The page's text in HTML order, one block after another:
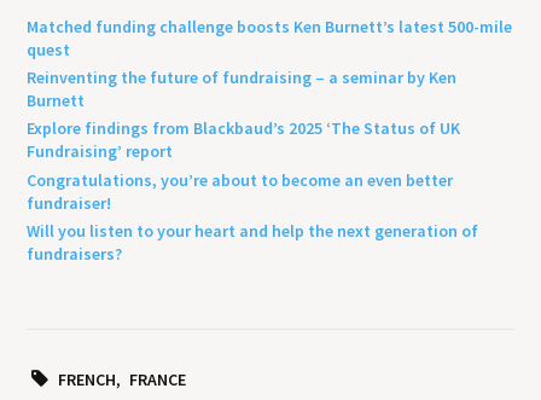
Matched funding challenge boosts Ken Burnett’s latest 500-mile
quest
Reinventing the future of fundraising – a seminar by Ken
Burnett
Explore findings from Blackbaud’s 2025 ‘The Status of UK
Fundraising’ report
Congratulations, you’re about to become an even better
fundraiser!
Will you listen to your heart and help the next generation of
fundraisers?
FRENCH FRANCE